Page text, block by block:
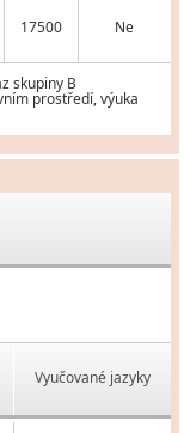
17500 Ne
skupiny B
prostředí, výuka
Vyučované jazyky